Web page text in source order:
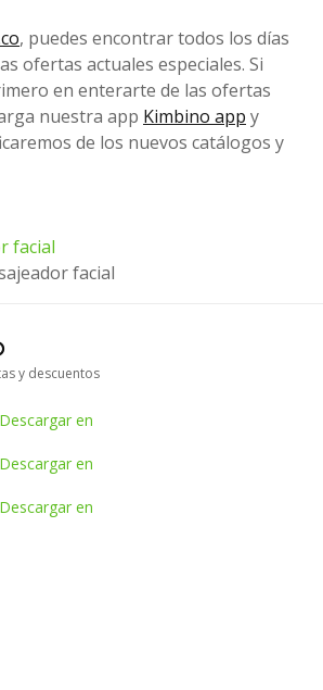
, puedes encontrar todos los días
ofertas actuales especiales. Si
en enterarte de las ofertas
nuestra app Kimbino app y
de los nuevos catálogos y
facial
facial
y descuentos
Descargar en
Descargar en
Descargar en